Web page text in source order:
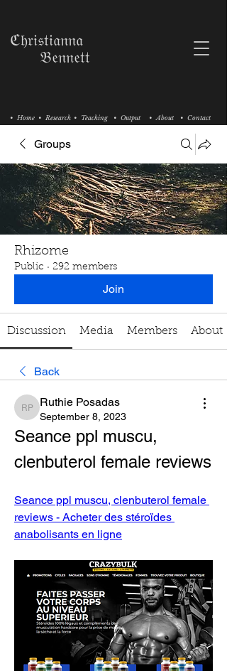
• Research • Teaching
• Home • Output • About • Contact
ℭ𝔥𝔯𝔦𝔰𝔱𝔦𝔞𝔫𝔫𝔞
𝔅𝔢𝔫𝔫𝔢𝔱𝔱
Groups
Rhizome
Public · 292 members
Join
Discussion Media Members About
Back
Ruthie Posadas
Ruthie Posadas
September 8, 2023
Seance ppl muscu,
clenbuterol female reviews
Seance ppl muscu, clenbuterol female
reviews - Acheter des stéroïdes
anabolisants en ligne